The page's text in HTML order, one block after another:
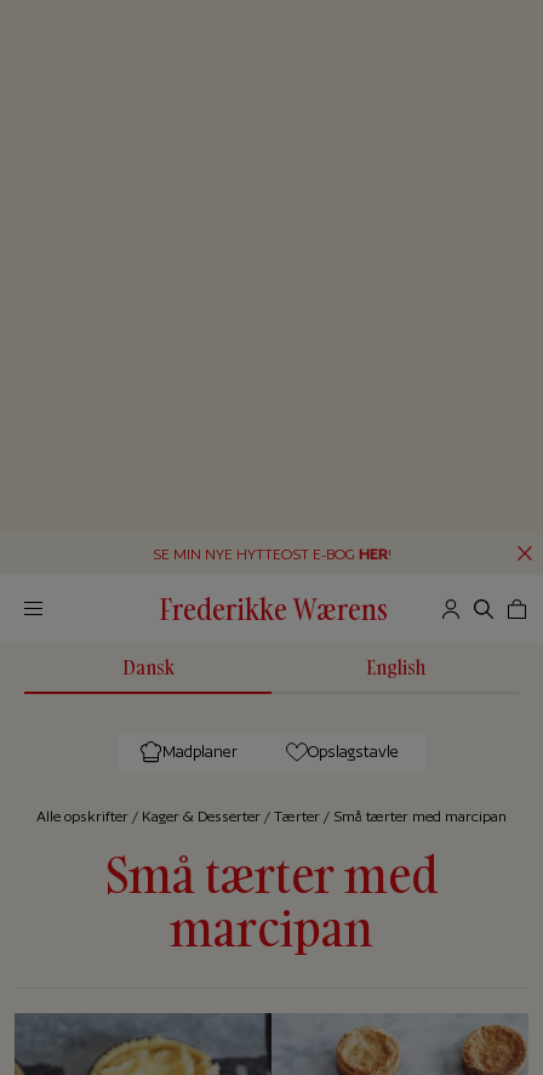
SE MIN NYE HYTTEOST E-BOG HER!
Frederikke Wærens
Dansk English
Madplaner Opslagstavle
Alle op­skrif­ter / Kager & Desserter / Tærter / Små tærter med marcipan
Små tærter med
marcipan